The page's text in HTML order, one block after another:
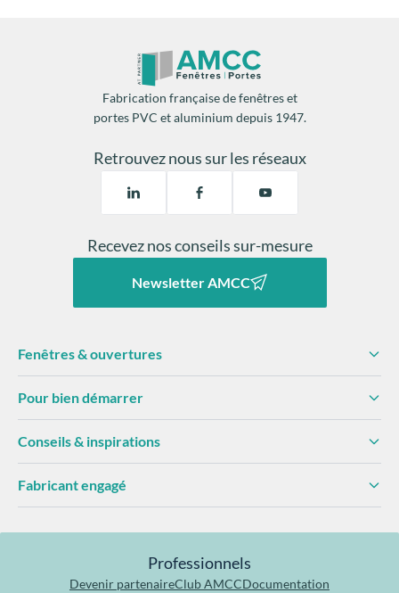
Fabrication française de fenêtres et
portes PVC et aluminium depuis 1947.
Retrouvez nous sur les réseaux
Recevez nos conseils sur-mesure
Newsletter AMCC
Fenêtres & ouvertures
Pour bien démarrer
Conseils & inspirations
Fabricant engagé
Professionnels
Devenir partenaireClub AMCCDocumentation